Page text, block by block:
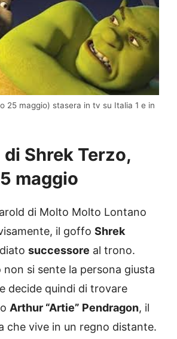
25 maggio) stasera in tv su Italia 1 e in
Shrek Terzo,
maggio
di Molto Molto Lontano
il goffo Shrek
successore al trono.
non si sente la persona giusta
decide quindi di trovare
Arthur “Artie” Pendragon, il
che vive in un regno distante.